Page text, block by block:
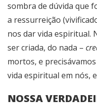
sombra de dúvida que
a ressurreição
nos dar vida espiritual.
ser criada, do nada –
mortos, e
vida espiritual em nós,
NOSSA